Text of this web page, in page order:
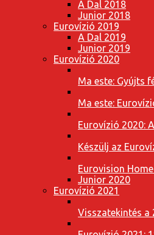
A Dal 2018
Junior 2018
Eurovízió 2019
A Dal 2019
Junior 2019
Eurovízió 2020
Ma este: Gyújts
Ma este:
Eurovízió 2020:
Készülj az
Eurovision
Junior 2020
Eurovízió 2021
Visszatekintés a